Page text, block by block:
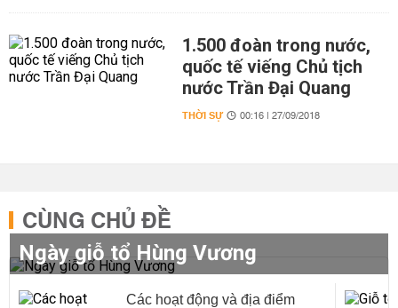
1.500 đoàn trong nước,
quốc tế viếng Chủ tịch
nước Trần Đại Quang
THỜI SỰ 00:16 | 27/09/2018
CÙNG CHỦ ĐỀ
Ngày giỗ tổ Hùng Vương
Các hoạt động và địa điểm